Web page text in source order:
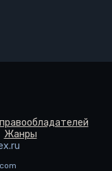
Жанры